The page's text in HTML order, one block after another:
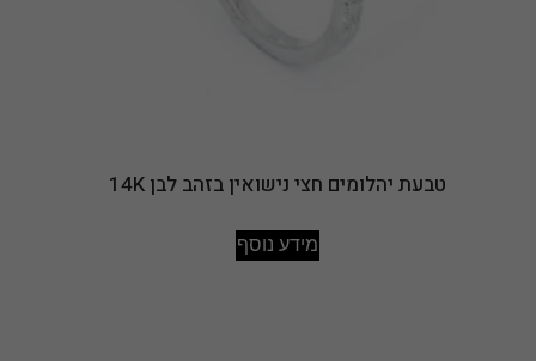
טבעת יהלומים חצי נישואין בזהב לבן 14K
מידע נוסף